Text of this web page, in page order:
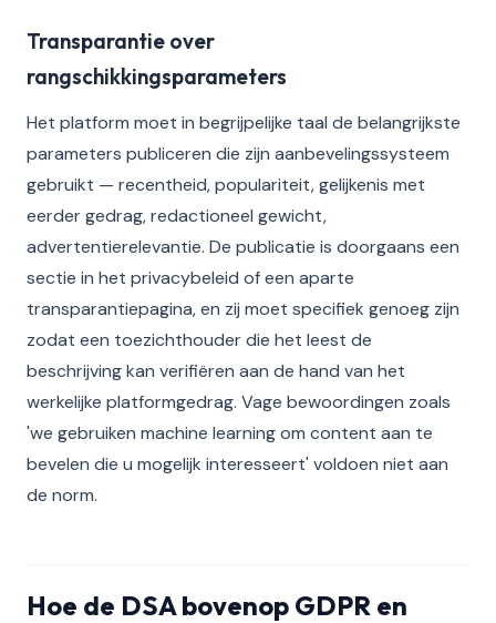
Transparantie over
rangschikkingsparameters
Het platform moet in begrijpelijke taal de belangrijkste
parameters publiceren die zijn aanbevelingssysteem
gebruikt — recentheid, populariteit, gelijkenis met
eerder gedrag, redactioneel gewicht,
advertentierelevantie. De publicatie is doorgaans een
sectie in het privacybeleid of een aparte
transparantiepagina, en zij moet specifiek genoeg zijn
zodat een toezichthouder die het leest de
beschrijving kan verifiëren aan de hand van het
werkelijke platformgedrag. Vage bewoordingen zoals
'we gebruiken machine learning om content aan te
bevelen die u mogelijk interesseert' voldoen niet aan
de norm.
Hoe de DSA bovenop GDPR en